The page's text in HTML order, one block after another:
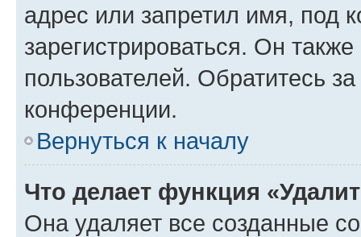
адрес или запретил имя, под
зарегистрироваться. Он
пользователей. Обратитесь
конференции.
Вернуться к началу
Что делает функция
Она удаляет все созданные